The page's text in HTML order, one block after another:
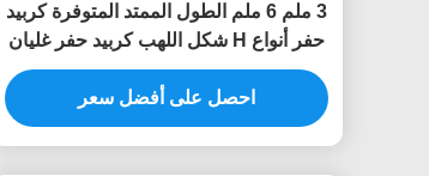
3 ملم 6 ملم الطول الممتد المتوفرة كربيد
حفر أنواع H شكل اللهب كربيد حفر غليان
الموت قطعة للمعدن غليان الموت
احصل على أفضل سعر